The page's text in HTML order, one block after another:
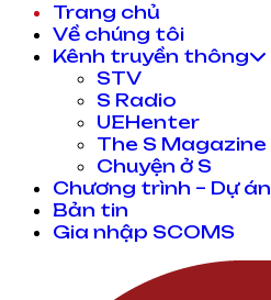
Trang chủ
Về chúng tôi
Kênh truyền thông
STV
S Radio
UEHenter
The S Magazine
Chuyện ở S
Chương trình – Dự án
Bản tin
Gia nhập SCOMS